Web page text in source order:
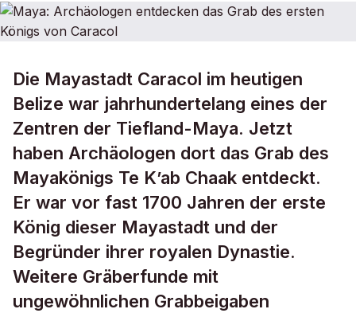
Maya: Archäologen entdecken das
Grab des ersten Königs von Caracol
Die Mayastadt Caracol im heutigen
Belize war jahrhundertelang eines der
Zentren der Tiefland-Maya. Jetzt
haben Archäologen dort das Grab des
Mayakönigs Te K’ab Chaak entdeckt.
Er war vor fast 1700 Jahren der erste
König dieser Mayastadt und der
Begründer ihrer royalen Dynastie.
Weitere Gräberfunde mit
ungewöhnlichen Grabbeigaben